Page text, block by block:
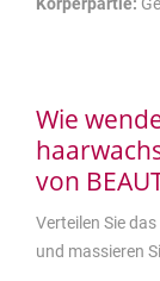
Wie
von
Verteilen Sie
und massieren